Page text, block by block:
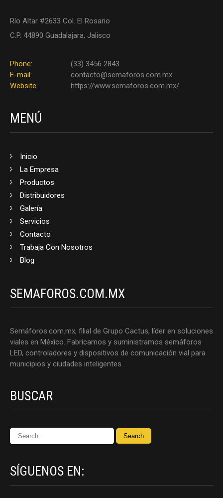
Río Altar #2633 Col. El Rosario
C.P. 44890 Guadalajara, Jalisco
Phone:
(33) 3456 2843
E-mail:
contacto@semaforos.com.mx
Website:
https://www.semaforos.com.mx/
MENÚ
Inicio
La Empresa
Productos
Distribuidores
Galería
Servicios
Contacto
Trabaja Con Nosotros
Blog
SEMAFOROS.COM.MX
Semáforos.com.mx, filial de Grupo Cactus, líder en soluciones
viales en México. Fabricamos y suministramos semáforos
LED, controladores y dispositivos de comunicación vial para
municipios y ciudades inteligentes.
BUSCAR
SÍGUENOS EN: